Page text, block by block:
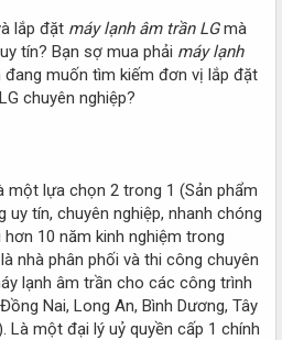
lắp đặt máy lạnh âm trần LGmà
tín? Bạn sợ mua phải máy lạnh
đang muốn tìm kiếm đơn vị lắp đặt
chuyên nghiệp?
một lựa chọn 2 trong 1 (Sản phẩm
uy tín, chuyên nghiệp, nhanh chóng
10 năm kinh nghiệm trong
nhà phân phối và thi công chuyên
lạnh âm trần cho các công trình
Nai, Long An, Bình Dương, Tây
Là một đại lý uỷ quyền cấp 1 chính